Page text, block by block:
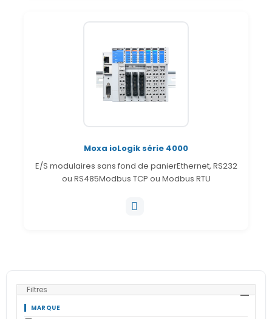
Filtres
MARQUE
Moxa ioLogik série 4000
E/S modulaires sans fond de panierEthernet, RS232
ou RS485Modbus TCP ou Modbus RTU